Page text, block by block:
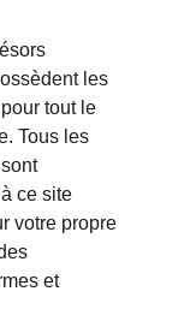
les
tout le
Tous les
ce site
votre propre
et